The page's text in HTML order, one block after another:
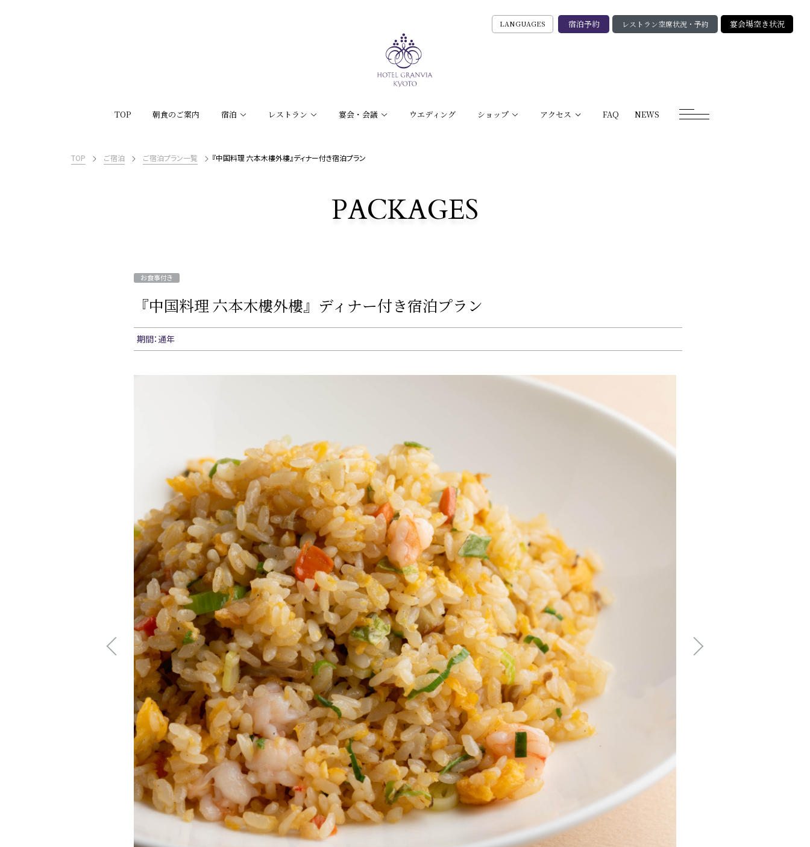
TOP 朝食のご案内 宿泊 レストラン 宴会・会議 ウエディング ショップ アクセス FAQ NEWS
LANGUAGES 宿泊予約 レストラン空席状況・予約 宴会場空き状況
宿泊プラン一覧
PACKAGES
TOP ご宿泊 ご宿泊プラン一覧 『中国料理 六本木樓外樓』ディナー付き宿泊プラン
『中国料理 六本木樓外樓』ディナー付き宿泊プラン
お食事付き
期間：通年